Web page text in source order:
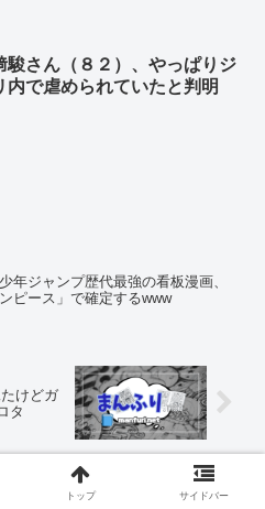
駿さん（８２）、やっぱりジ
内で虐められていたと判明
年ジャンプ歴代最強の看板漫画、
ンピース」で確定するwww
けどガ
タ
トップ サイドバー